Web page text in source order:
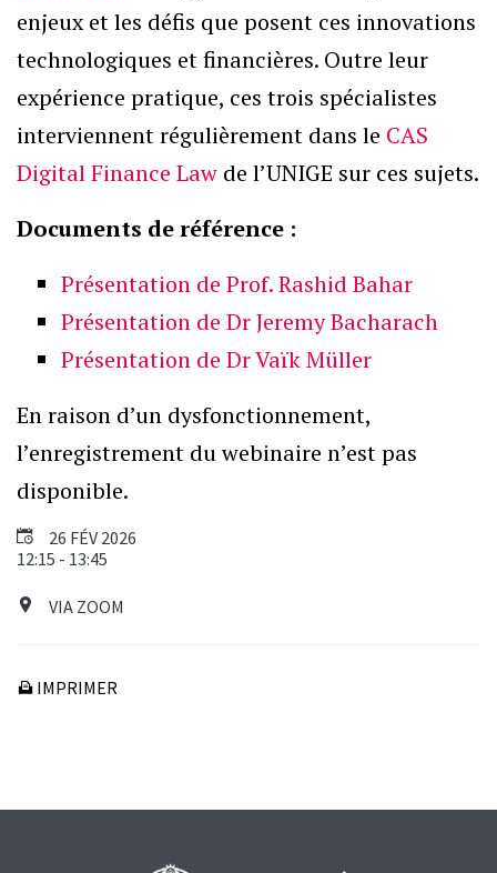
26 FÉV 2026
12:15 - 13:45
VIA ZOOM
IMPRIMER
enjeux et les défis que posent ces innovations
technologiques et financières. Outre leur
expérience pratique, ces trois spécialistes
interviennent régulièrement dans le CAS
Digital Finance Law de l’UNIGE sur ces sujets.
Documents de référence :
Présentation de Prof. Rashid Bahar
Présentation de Dr Jeremy Bacharach
Présentation de Dr Vaïk Müller
En raison d’un dysfonctionnement,
l’enregistrement du webinaire n’est pas
disponible.